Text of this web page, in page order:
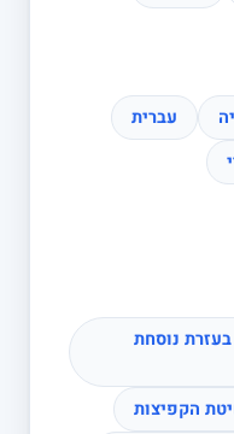
עברית
נוסחת
הקפיצות